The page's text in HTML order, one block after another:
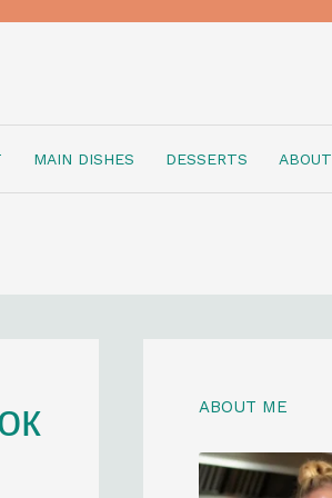
MAIN DISHES DESSERTS ABOUT
ABOUT ME